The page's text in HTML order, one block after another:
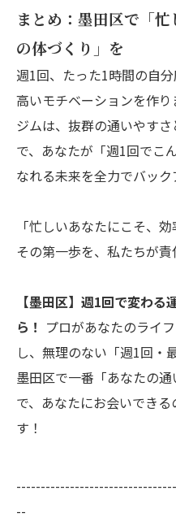
まとめ：墨田区で「
の体づくり」を
週1回、たった1時間の自
高いモチベーションを作
ジムは、抜群の通いやす
で、あなたが「週1回でこ
なれる未来を全力でバック
「忙しいあなたにこそ、
その第一歩を、私たちが責
【墨田区】週1回で変わ
ら！ プロがあなたのライ
し、無理のない「週1回・
墨田区で一番「あなたの
で、あなたにお会いでき
す！
--